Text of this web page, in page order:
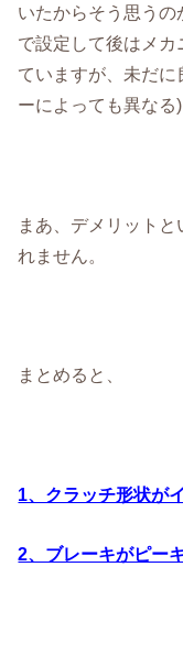
いたからそう思う
で設定して後はメ
ていますが、未だ
ーによっても異なる
まあ、デメリット
れません。
まとめると、
1、クラッチ形状が
2、ブレーキがピー